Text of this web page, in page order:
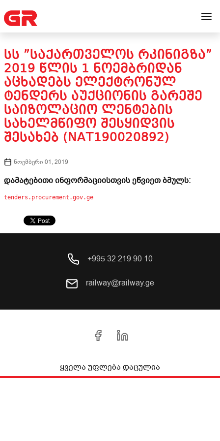
ᲡᲡ ”ᲡᲐᲥᲐᲠᲗᲕᲔᲚᲝᲡ ᲠᲙᲘᲜᲘᲒᲖᲐ”
2019 ᲬᲚᲘᲡ 1 ᲜᲝᲔᲛᲑᲠᲘᲓᲐᲜ
ᲐᲪᲮᲐᲓᲔᲑᲡ ᲔᲚᲔᲥᲢᲠᲝᲜᲣᲚ
ᲢᲔᲜᲓᲔᲠᲡ ᲐᲣᲥᲪᲘᲝᲜᲘᲡ ᲒᲐᲠᲔᲨᲔ
ᲡᲐᲘᲖᲝᲚᲐᲪᲘᲝ ᲚᲔᲜᲢᲔᲑᲘᲡ
ᲡᲐᲮᲔᲚᲛᲬᲘᲤᲝ ᲨᲔᲡᲧᲘᲓᲕᲘᲡ
ᲨᲔᲡᲐᲮᲔᲑ (NAT190020892)
ნოემბერი 01, 2019
დამატებითი ინფორმაციისთვის ეწვიეთ ბმულს:
tenders.procurement.gov.ge
+995 32 219 90 10
railway@railway.ge
ყველა უფლება დაცულია